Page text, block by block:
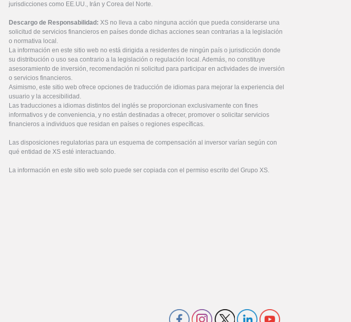
jurisdicciones como EE.UU., Irán y Corea del Norte.
Descargo de Responsabilidad: XS no lleva a cabo ninguna acción que pueda considerarse una
solicitud de servicios financieros en países donde dichas acciones sean contrarias a la legislación
o normativa local.
La información en este sitio web no está dirigida a residentes de ningún país o jurisdicción donde
su distribución o uso sea contrario a la legislación o regulación local. Además, no constituye
asesoramiento de inversión, recomendación ni solicitud para participar en actividades de inversión
o servicios financieros.
Asimismo, este sitio web ofrece opciones de traducción de idiomas para mejorar la experiencia del
usuario y la accesibilidad.
Las traducciones a idiomas distintos del inglés se proporcionan exclusivamente con fines
informativos y de conveniencia, y no están destinadas a ofrecer, promover o solicitar servicios
financieros a individuos que residan en países o regiones específicas.
Las disposiciones regulatorias para un esquema de compensación al inversor varían según con
qué entidad de XS esté interactuando.
La información en este sitio web solo puede ser copiada con el permiso escrito del Grupo XS.